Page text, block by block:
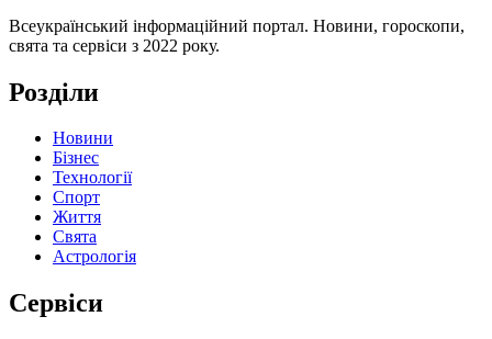
Всеукраїнський інформаційний портал. Новини, гороскопи,
свята та сервіси з 2022 року.
Розділи
Новини
Бізнес
Технології
Спорт
Життя
Свята
Астрологія
Сервіси